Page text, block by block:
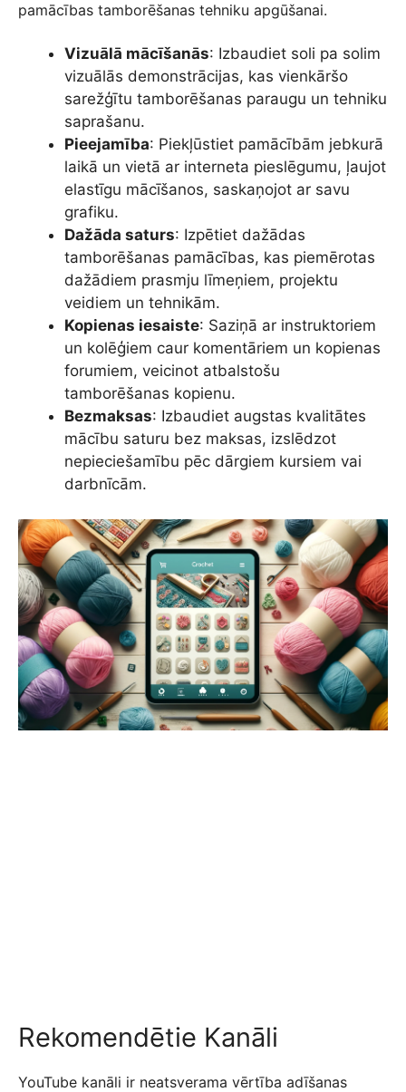
pamācības tamborēšanas tehniku apgūšanai.
Vizuālā mācīšanās: Izbaudiet soli pa solim
vizuālās demonstrācijas, kas vienkāršo
sarežģītu tamborēšanas paraugu un tehniku
saprašanu.
Pieejamība: Piekļūstiet pamācībām jebkurā
laikā un vietā ar interneta pieslēgumu, ļaujot
elastīgu mācīšanos, saskaņojot ar savu
grafiku.
Dažāda saturs: Izpētiet dažādas
tamborēšanas pamācības, kas piemērotas
dažādiem prasmju līmeņiem, projektu
veidiem un tehnikām.
Kopienas iesaiste: Saziņā ar instruktoriem
un kolēģiem caur komentāriem un kopienas
forumiem, veicinot atbalstošu
tamborēšanas kopienu.
Bezmaksas: Izbaudiet augstas kvalitātes
mācību saturu bez maksas, izslēdzot
nepieciešamību pēc dārgiem kursiem vai
darbnīcām.
Rekomendētie Kanāli
YouTube kanāli ir neatsverama vērtība adīšanas